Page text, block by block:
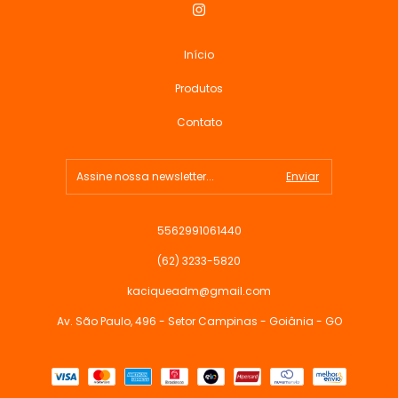
Início
Produtos
Contato
5562991061440
(62) 3233-5820
kaciqueadm@gmail.com
Av. São Paulo, 496 - Setor Campinas - Goiânia - GO